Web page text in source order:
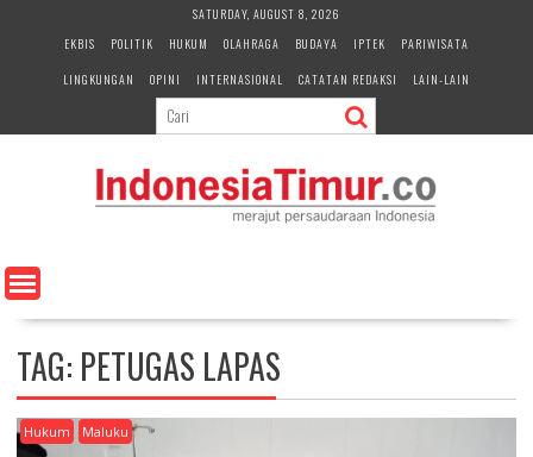
e
n
SATURDAY, AUGUST 8, 2026
EKBIS
POLITIK HUKUM OLAHRAGA BUDAYA IPTEK
PARIWISATA
LINGKUNGAN
OPINI INTERNASIONAL CATATAN REDAKSI LAIN-LAIN
TAG: PETUGAS LAPAS
Hukum Maluku